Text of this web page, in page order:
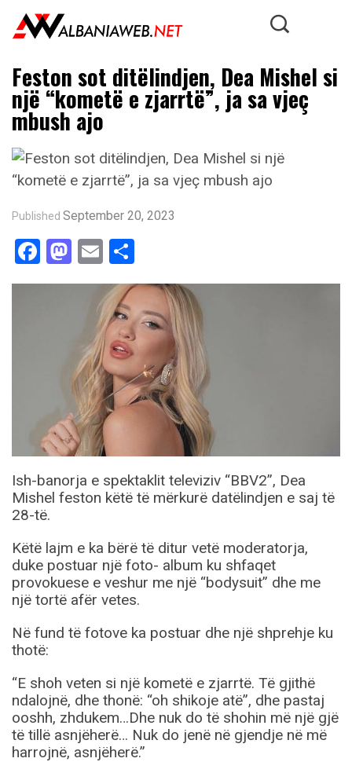
Feston sot ditëlindjen, Dea Mishel si
një “kometë e zjarrtë”, ja sa vjeç
mbush ajo
Published September 20, 2023
Facebook
Mastodon
Email
Ish-banorja e spektaklit televiziv “BBV2”, Dea
Mishel feston këtë të mërkurë datëlindjen e saj të
28-të.
Këtë lajm e ka bërë të ditur vetë moderatorja,
duke postuar një foto- album ku shfaqet
provokuese e veshur me një “bodysuit” dhe me
një tortë afër vetes.
Në fund të fotove ka postuar dhe një shprehje ku
thotë:
“E shoh veten si një kometë e zjarrtë. Të gjithë
ndalojnë, dhe thonë: “oh shikoje atë”, dhe pastaj
ooshh, zhdukem…Dhe nuk do të shohin më një gjë
të tillë asnjëherë… Nuk do jenë në gjendje në më
harrojnë, asnjëherë.”